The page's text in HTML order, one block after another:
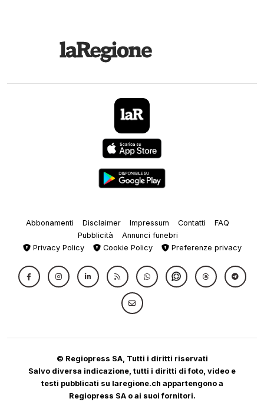
Abbonamenti Disclaimer Impressum Contatti
FAQ
Pubblicità
Annunci funebri
Privacy Policy
Cookie Policy Preferenze privacy
© Regiopress SA, Tutti i diritti riservati
Salvo diversa indicazione, tutti i diritti di foto, video e
testi pubblicati su laregione.ch appartengono a
Regiopress SA o ai suoi fornitori.